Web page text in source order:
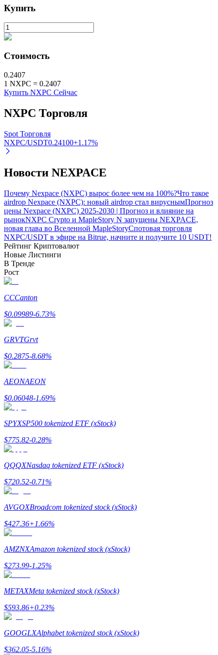
Авто Инвест
Получите долгосрочную прибыль и гибкие проценты
Изучите стейкинг
Узнайте о пассивном доходе
Bitrue
AI
Bitrue Партнеры
Партнеры Bitrue
До 65% комиссии!
Реферал
Пригласите друга, чтобы получить денежные
вознаграждения
Deposit CASHCAT & Win
Купить
Стоимость
0.2407
1 NXPC = 0.2407
Купить NXPC Сейчас
NXPC Торговля
Spot Торговля
NXPC/USDT0.24100+1.17%
Новости NEXPACE
Почему Nexpace (NXPC) вырос более чем на 100%?Что такое
airdrop Nexpace (NXPC): новый airdrop стал вируснымПрогноз
цены Nexpace (NXPC) 2025-2030 | Прогноз и влияние на
рынокNXPC Crypto и MapleStory N запущены NEXPACE,
новая глава во Вселенной MapleStoryСпотовая торговля
NXPC/USDT в эфире на Bitrue, начните и получите 10 USDT!
Рейтинг Криптовалют
Новые Листинги
В Тренде
Рост
CCCanton
$0.09989-6.73%
GRVTGrvt
$0.2875-8.68%
AEONAEON
$0.06048-1.69%
SPYXSP500 tokenized ETF (xStock)
$775.82-0.28%
QQQXNasdaq tokenized ETF (xStock)
$720.52-0.71%
AVGOXBroadcom tokenized stock (xStock)
$427.36+1.66%
AMZNXAmazon tokenized stock (xStock)
$273.99-1.25%
METAXMeta tokenized stock (xStock)
$593.86+0.23%
GOOGLXAlphabet tokenized stock (xStock)
$362.05-5.16%